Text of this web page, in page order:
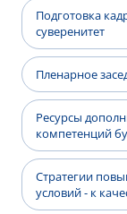
Подготовка
суверенитет
Пленарное
Ресурсы
компетенций
Стратегии
условий - к